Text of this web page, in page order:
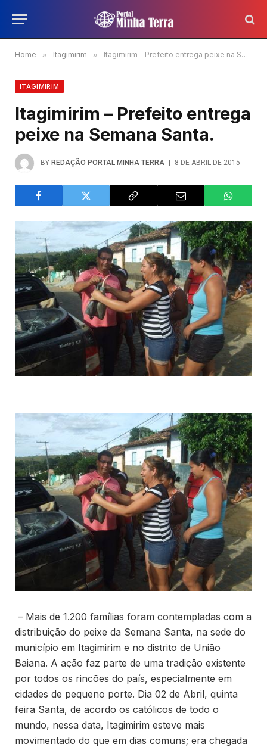
Home » Itagimirim » Itagimirim – Prefeito entrega peixe na Semana Santa.
ITAGIMIRIM
Itagimirim – Prefeito entrega
peixe na Semana Santa.
BY REDAÇÃO PORTAL MINHA TERRA 8 DE ABRIL DE 2015
– Mais de 1.200 famílias foram contempladas com a
distribuição do peixe da Semana Santa, na sede do
município em Itagimirim e no distrito de União
Baiana. A ação faz parte de uma tradição existente
por todos os rincões do país, especialmente em
cidades de pequeno porte. Dia 02 de Abril, quinta
feira Santa, de acordo os católicos de todo o
mundo, nessa data, Itagimirim esteve mais
movimentado do que em dias comuns; era chegada